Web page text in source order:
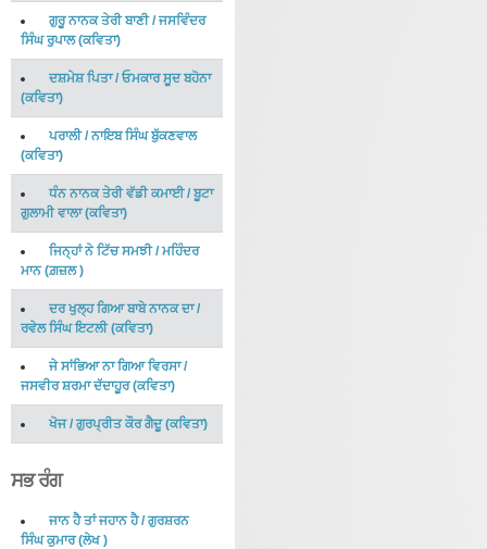
ਗੁਰੂ ਨਾਨਕ ਤੇਰੀ ਬਾਣੀ/ਜਸਵਿੰਦਰ
ਸਿੰਘ ਰੁਪਾਲ(ਕਵਿਤਾ)
ਦਸ਼ਮੇਸ਼ ਪਿਤਾ/ ਓਮਕਾਰ ਸੂਦ ਬਹੋਨਾ
(ਕਵਿਤਾ)
ਪਰਾਲੀ/ਨਾਇਬ ਸਿੰਘ ਬੁੱਕਣਵਾਲ
(ਕਵਿਤਾ)
ਧੰਨ ਨਾਨਕ ਤੇਰੀ ਵੱਡੀ ਕਮਾਈ/ ਬੂਟਾ
ਗੁਲਾਮੀ ਵਾਲਾ(ਕਵਿਤਾ)
ਜਿਨ੍ਹਾਂ ਨੇ ਟਿੱਚ ਸਮਝੀ/ਮਹਿੰਦਰ
ਮਾਨ(ਗ਼ਜ਼ਲ)
ਦਰ ਖੁਲ੍ਹ ਗਿਆ ਬਾਬੇ ਨਾਨਕ ਦਾ/
ਰਵੇਲ ਸਿੰਘ ਇਟਲੀ(ਕਵਿਤਾ)
ਜੇ ਸਾਂਭਿਆ ਨਾ ਗਿਆ ਵਿਰਸਾ/
ਜਸਵੀਰ ਸ਼ਰਮਾ ਦੱਦਾਹੂਰ(ਕਵਿਤਾ)
ਖੋਜ/ ਗੁਰਪ੍ਰੀਤ ਕੌਰ ਗੈਦੂ(ਕਵਿਤਾ)
ਸਭ ਰੰਗ
ਜਾਨ ਹੈ ਤਾਂ ਜਹਾਨ ਹੈ/ਗੁਰਸ਼ਰਨ
ਸਿੰਘ ਕੁਮਾਰ(ਲੇਖ)